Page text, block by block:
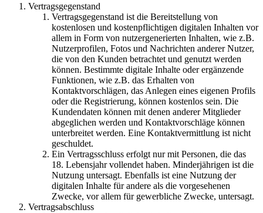
Vertragsgegenstand
Vertragsgegenstand ist die Bereitstellung von
kostenlosen und kostenpflichtigen digitalen Inhalten vor
allem in Form von nutzergenerierten Inhalten, wie z.B.
Nutzerprofilen, Fotos und Nachrichten anderer Nutzer,
die von den Kunden betrachtet und genutzt werden
können. Bestimmte digitale Inhalte oder ergänzende
Funktionen, wie z.B. das Erhalten von
Kontaktvorschlägen, das Anlegen eines eigenen Profils
oder die Registrierung, können kostenlos sein. Die
Kundendaten können mit denen anderer Mitglieder
abgeglichen werden und Kontaktvorschläge können
unterbreitet werden. Eine Kontaktvermittlung ist nicht
geschuldet.
Ein Vertragsschluss erfolgt nur mit Personen, die das
18. Lebensjahr vollendet haben. Minderjährigen ist die
Nutzung untersagt. Ebenfalls ist eine Nutzung der
digitalen Inhalte für andere als die vorgesehenen
Zwecke, vor allem für gewerbliche Zwecke, untersagt.
Vertragsabschluss